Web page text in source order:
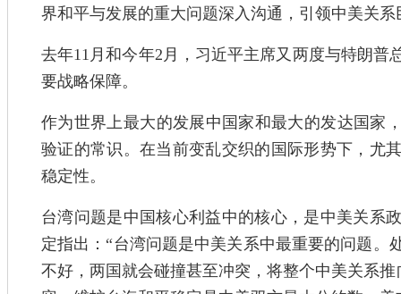
界和平与发展的重大问题深入沟通，引领中美关
去年11月和今年2月，习近平主席又两度与特朗
要战略保障。
作为世界上最大的发展中国家和最大的发达国家
验证的常识。在当前变乱交织的国际形势下，尤
稳定性。
台湾问题是中国核心利益中的核心，是中美关系
定指出：“台湾问题是中美关系中最重要的问题
不好，两国就会碰撞甚至冲突，将整个中美关系